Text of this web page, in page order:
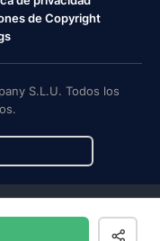
de Copyright
S.L.U. Todos los